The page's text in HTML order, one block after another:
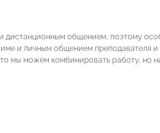
дистанционным общением, поэтому
и личным общением преподавателя
мы можем комбинировать работу, но